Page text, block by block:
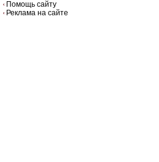
Помощь сайту
Реклама на сайте